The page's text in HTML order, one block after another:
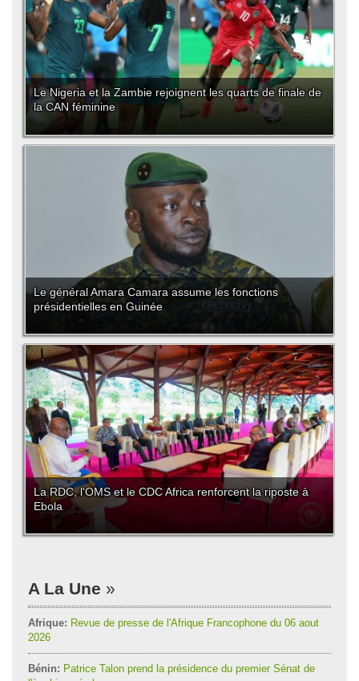
Le Nigeria et la Zambie rejoignent les quarts de finale de
la CAN féminine
Le général Amara Camara assume les fonctions
présidentielles en Guinée
La RDC, l'OMS et le CDC Africa renforcent la riposte à
Ebola
A La Une
Afrique: Revue de presse de l'Afrique Francophone du 06 aout
2026
Bénin: Patrice Talon prend la présidence du premier Sénat de